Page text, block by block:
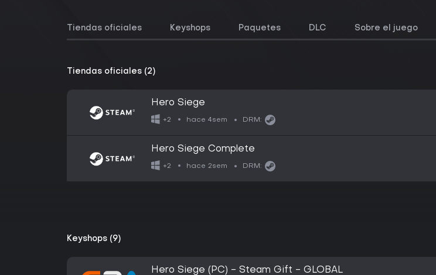
Tiendas oficiales Keyshops Paquetes DLC Sobre el juego
Tiendas oficiales (2)
Hero Siege
+2 hace 4sem DRM:
Hero Siege Complete
+2 hace 2sem DRM:
Keyshops (9)
Hero Siege (PC) - Steam Gift - GLOBAL